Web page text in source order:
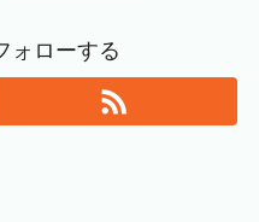
ォローする